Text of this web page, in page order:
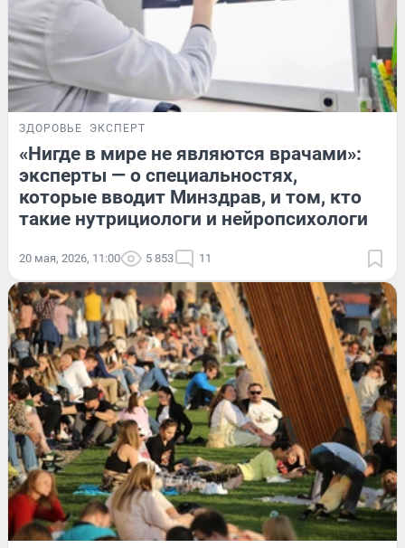
ЗДОРОВЬЕ ЭКСПЕРТ
«Нигде в мире не являются врачами»:
эксперты — о специальностях,
которые вводит Минздрав, и том, кто
такие нутрициологи и нейропсихологи
20 мая, 2026, 11:00 5 853 11